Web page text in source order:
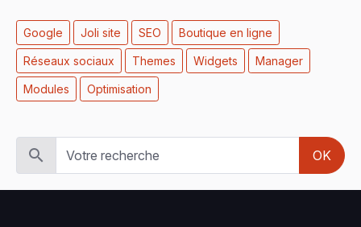
Google Joli site SEO Boutique en ligne
Réseaux sociaux Themes Widgets Manager
Modules Optimisation
OK